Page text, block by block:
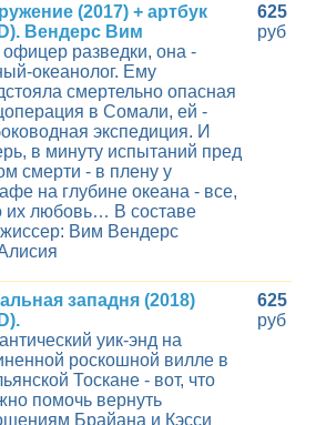
(2017) + артбук
Вендерс Вим
разведки, она -
океанолог. Ему
смертельно опасная
в Сомали, ей -
экспедиция. И
в минуту испытаний пред
смерти - в плену у
на глубине океана - все,
их любовь… В составе
Вим Вендерс
625
руб
западня (2018)
уик-энд на
роскошной вилле в
Тоскане - вот, что
помочь вернуть
Брайана и Кэсси
625
руб